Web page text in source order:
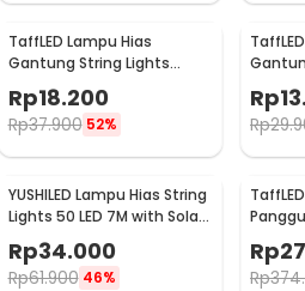
TaffLED Lampu Hias
Gantung String Lights
Model Bohlam Mini
Waterproof 6M - ZYD0931
Rp18.200
Rp37.900 52%
Model
Rp
Rp
YUSHILED Lampu Hias String
Lights 50 LED 7M with Solar
Panel - M072
Rp34.000
Rp61.900 46%
LED500
Rp
Rp